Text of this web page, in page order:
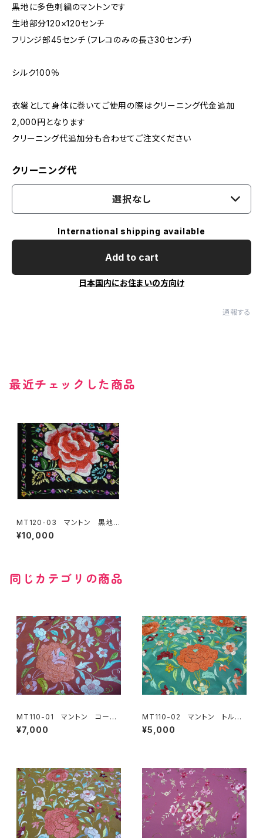
黒地に多色刺繍のマントンです
生地部分120×120センチ
フリンジ部45センチ（フレコのみの長さ30センチ）
シルク100％
衣裳として身体に巻いてご使用の際はクリーニング代金追加
2,000円となります
クリーニング代追加分も合わせてご注文ください
クリーニング代
選択なし
International shipping available
Add to cart
日本国内にお住まいの方向け
通報する
最近チェックした商品
MT120-03 マントン 黒地多
色刺繍
¥10,000
同じカテゴリの商品
MT110-01 マントン コーラ
ル地多色刺繍
¥7,000
MT110-02 マントン トルコ
ブルー地多色刺繍
¥5,000